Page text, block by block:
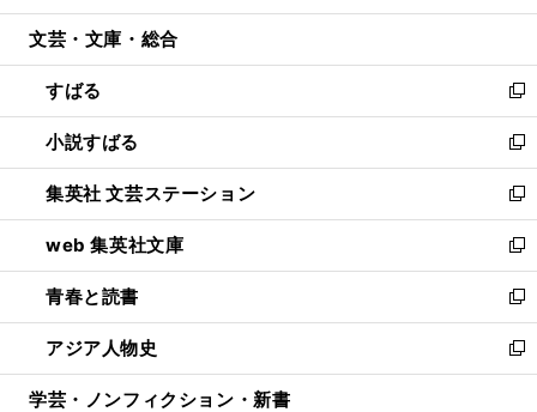
開
ウ
開
く
ン
ウ
で
開
く
ウ
ン
ド
ウ
で
開
く
文芸・文庫・総合
すばる
新
し
い
ウ
ィ
ン
ド
ウ
で
開
く
小説すばる
新
し
い
ウ
ィ
ン
ド
ウ
で
開
集英社 文芸ステーション
新
し
い
ウ
ィ
ン
ド
ウ
web 集英社文庫
新
し
い
ウ
ィ
ン
青春と読書
新
し
い
ウ
アジア人物史
新
し
学芸・ノンフィクション・新書